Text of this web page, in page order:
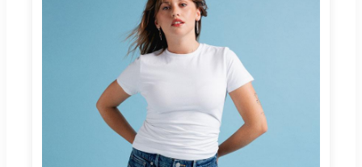
Hallyday, Patrick Fiori, Patricia Kaas, Florent
Pagny, et bien d’autres encore !